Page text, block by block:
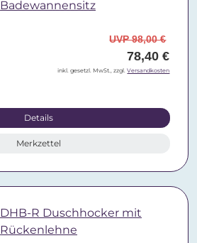
Badewannensitz
UVP 98,00 €
78,40 €
inkl. gesetzl. MwSt., zzgl.Versandkosten
Details
Merkzettel
DHB-R Duschhocker mit
Rückenlehne